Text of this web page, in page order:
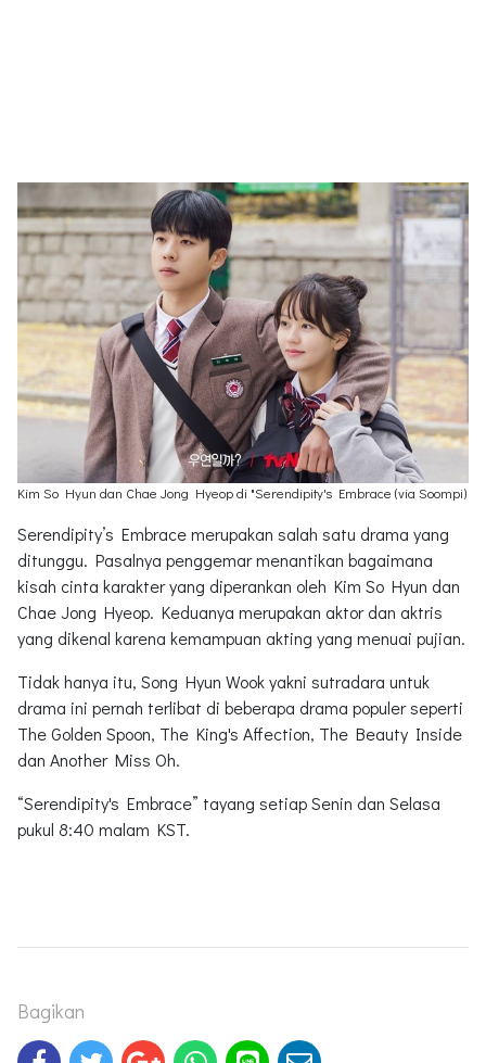
Kim So Hyun dan Chae Jong Hyeop di "Serendipity's Embrace (via Soompi)
Serendipity’s Embrace merupakan salah satu drama yang
ditunggu. Pasalnya penggemar menantikan bagaimana
kisah cinta karakter yang diperankan oleh Kim So Hyun dan
Chae Jong Hyeop. Keduanya merupakan aktor dan aktris
yang dikenal karena kemampuan akting yang menuai pujian.
Tidak hanya itu, Song Hyun Wook yakni sutradara untuk
drama ini pernah terlibat di beberapa drama populer seperti
The Golden Spoon, The King's Affection, The Beauty Inside
dan Another Miss Oh.
“Serendipity's Embrace” tayang setiap Senin dan Selasa
pukul 8:40 malam KST.
Bagikan